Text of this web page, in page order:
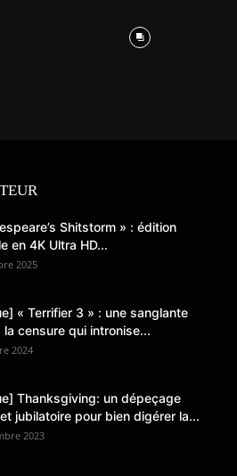
Shitstorm » : édition
en 4K Ultra HD...
2025
« Terrifier 3 » : une sanglante
la censure qui intronise...
2024
Thanksgiving: un dépeçage
jubilatoire pour bien digérer la...
2023